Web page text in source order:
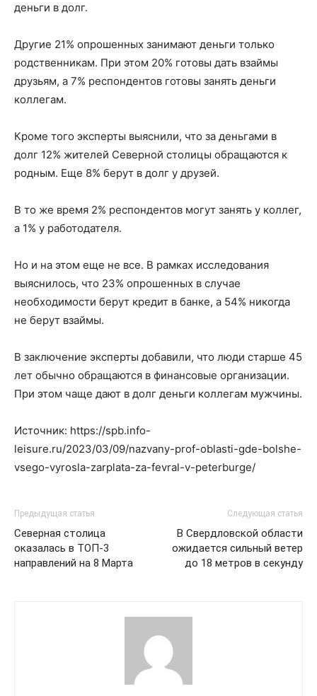
деньги в долг.
Другие 21% опрошенных занимают деньги только
родственникам. При этом 20% готовы дать взаймы
друзьям, а 7% респондентов готовы занять деньги
коллегам.
Кроме того эксперты выяснили, что за деньгами в
долг 12% жителей Северной столицы обращаются к
родным. Еще 8% берут в долг у друзей.
В то же время 2% респондентов могут занять у коллег,
а 1% у работодателя.
Но и на этом еще не все. В рамках исследования
выяснилось, что 23% опрошенных в случае
необходимости берут кредит в банке, а 54% никогда
не берут взаймы.
В заключение эксперты добавили, что люди старше 45
лет обычно обращаются в финансовые организации.
При этом чаще дают в долг деньги коллегам мужчины.
Источник: https://spb.info-
leisure.ru/2023/03/09/nazvany-prof-oblasti-gde-bolshe-
vsego-vyrosla-zarplata-za-fevral-v-peterburge/
Предыдущая статья
Северная столица
оказалась в ТОП-3
направлений на 8 Марта
Следующая статья
В Свердловской области
ожидается сильный ветер
до 18 метров в секунду